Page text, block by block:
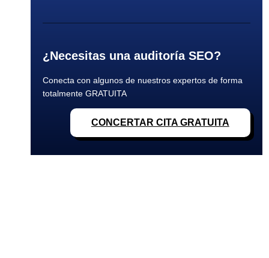
¿Necesitas una auditoría SEO?
Conecta con algunos de nuestros expertos de forma
totalmente GRATUITA
CONCERTAR CITA GRATUITA